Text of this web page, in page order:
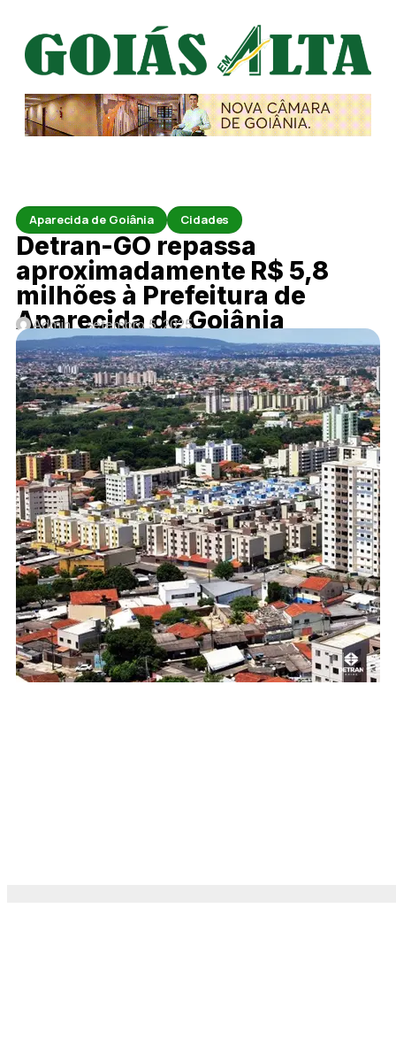
Aparecida de Goiânia Cidades
Detran-GO repassa
aproximadamente R$ 5,8
milhões à Prefeitura de
Aparecida de Goiânia
Admin setembro 5, 2025